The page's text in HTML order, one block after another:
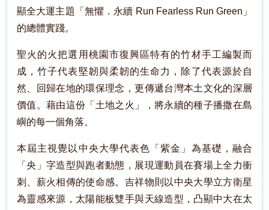
顯全大運主題「無懼．永續 Run Fearless Run Green」
的總體實踐。
聖火的火把選用桃園市復興區特有的竹材手工編製而
成，竹子代表堅韌與柔韌的生命力，除了代表源於自
然、回歸在地的環保理念，更傳遞台灣本土文化的深層
價值。藉由這份「土地之火」，將永續的種子播撒在島
嶼的每一個角落。
本屆主視覺以中央大學代表色「紫金」為基礎，融合
「央」字造型與跑者動態，展現運動員在賽場上全力衝
刺、薪火相傳的使命感。吉祥物則以中央大學立方衛星
為靈感來源，太陽能板雙手與天線造型，凸顯中大在太